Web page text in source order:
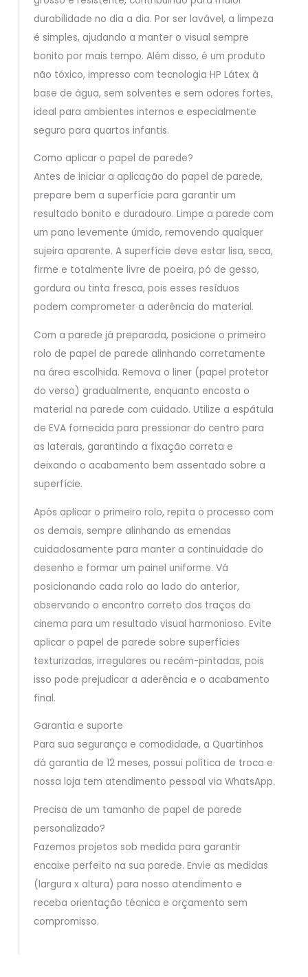
durabilidade no dia a dia. Por ser lavável, a limpeza
é simples, ajudando a manter o visual sempre
bonito por mais tempo. Além disso, é um produto
não tóxico, impresso com tecnologia HP Látex à
base de água, sem solventes e sem odores fortes,
ideal para ambientes internos e especialmente
seguro para quartos infantis.
Como aplicar o papel de parede?
Antes de iniciar a aplicação do papel de parede,
prepare bem a superfície para garantir um
resultado bonito e duradouro. Limpe a parede com
um pano levemente úmido, removendo qualquer
sujeira aparente. A superfície deve estar lisa, seca,
firme e totalmente livre de poeira, pó de gesso,
gordura ou tinta fresca, pois esses resíduos
podem comprometer a aderência do material.
Com a parede já preparada, posicione o primeiro
rolo de papel de parede alinhando corretamente
na área escolhida. Remova o liner (papel protetor
do verso) gradualmente, enquanto encosta o
material na parede com cuidado. Utilize a espátula
de EVA fornecida para pressionar do centro para
as laterais, garantindo a fixação correta e
deixando o acabamento bem assentado sobre a
superfície.
Após aplicar o primeiro rolo, repita o processo com
os demais, sempre alinhando as emendas
cuidadosamente para manter a continuidade do
desenho e formar um painel uniforme. Vá
posicionando cada rolo ao lado do anterior,
observando o encontro correto dos traços do
cinema para um resultado visual harmonioso. Evite
aplicar o papel de parede sobre superfícies
texturizadas, irregulares ou recém-pintadas, pois
isso pode prejudicar a aderência e o acabamento
final.
Garantia e suporte
Para sua segurança e comodidade, a Quartinhos
dá garantia de 12 meses, possui política de troca e
nossa loja tem atendimento pessoal via WhatsApp.
Precisa de um tamanho de papel de parede
personalizado?
Fazemos projetos sob medida para garantir
encaixe perfeito na sua parede. Envie as medidas
(largura x altura) para nosso atendimento e
receba orientação técnica e orçamento sem
compromisso.